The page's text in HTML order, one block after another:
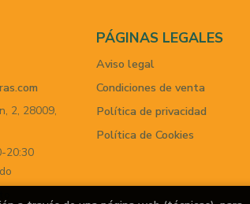
2, 28009,
20:30
PÁGINAS LEGALES
Aviso legal
Condiciones de venta
Política de privacidad
Política de Cookies